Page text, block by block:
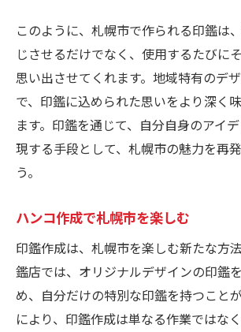
このように、札幌市で作られる印鑑は
じさせるだけでなく、使用するたびに
思い出させてくれます。地域特有のデ
で、印鑑に込められた思いをより深く
ます。印鑑を通じて、自分自身のアイ
現する手段として、札幌市の魅力を再
う。
ハンコ作成で札幌市を楽しむ
印鑑作成は、札幌市を楽しむ新たな方
鑑店では、オリジナルデザインの印鑑
め、自分だけの特別な印鑑を持つこと
により、印鑑作成は単なる作業ではな